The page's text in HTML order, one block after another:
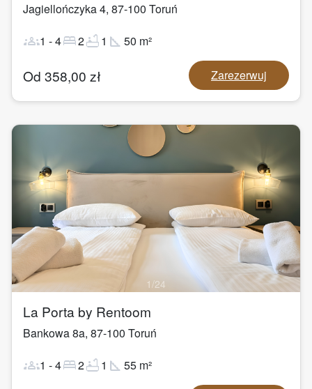
Jagiellończyka 4, 87-100 Toruń
groups1 -4bed2bathtub1 square_foot 50 m²
Od 358,00 zł Zarezerwuj
1/24
La Porta by Rentoom
Bankowa 8a, 87-100 Toruń
groups1 -4bed2bathtub1 square_foot 55 m²